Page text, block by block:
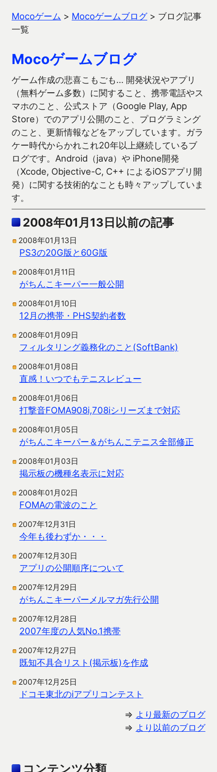
Mocoゲーム > Mocoゲームブログ> ブログ記事
一覧
Mocoゲームブログ
ゲーム作成の悲喜こもごも… 開発状況やアプリ
（無料ゲーム多数）に関すること、携帯電話やス
マホのこと、公式ストア（Google Play, App
Store）でのアプリ公開のこと、プログラミング
のこと、更新情報などをアップしています。ガラ
ケー時代からかれこれ20年以上継続しているブ
ログです。Android（java）や iPhone開発
（Xcode, Objective-C, C++ によるiOSアプリ開
発）に関する技術的なことも時々アップしていま
す。
2008年01月13日以前の記事
2008年01月13日
PS3の20G版と60G版
2008年01月11日
がちんこキーパー一般公開
2008年01月10日
12月の携帯・PHS契約者数
2008年01月09日
フィルタリング義務化のこと(SoftBank)
2008年01月08日
直感！いつでもテニスレビュー
2008年01月06日
打撃音FOMA908i,708iシリーズまで対応
2008年01月05日
がちんこキーパー＆がちんこテニス全部修正
2008年01月03日
掲示板の機種名表示に対応
2008年01月02日
FOMAの電波のこと
2007年12月31日
今年も後わずか・・・
2007年12月30日
アプリの公開順序について
2007年12月29日
がちんこキーパーメルマガ先行公開
2007年12月28日
2007年度の人気No.1携帯
2007年12月27日
既知不具合リスト(掲示板)を作成
2007年12月25日
ドコモ東北のiアプリコンテスト
⇒ より最新のブログ
⇒ より以前のブログ
コンテンツ分類